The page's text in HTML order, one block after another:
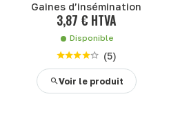
Gaines d’insémination
3,87 € HTVA
Disponible
(5)
Voir le produit